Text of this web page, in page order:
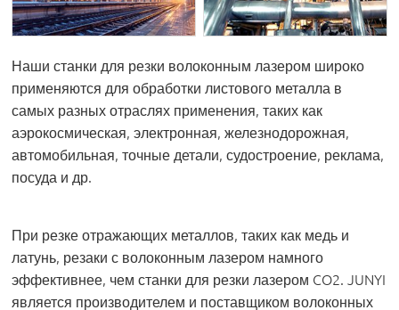
Наши станки для резки волоконным лазером широко
применяются для обработки листового металла в
самых разных отраслях применения, таких как
аэрокосмическая, электронная, железнодорожная,
автомобильная, точные детали, судостроение, реклама,
посуда и др.
При резке отражающих металлов, таких как медь и
латунь, резаки с волоконным лазером намного
эффективнее, чем станки для резки лазером CO2. JUNYI
является производителем и поставщиком волоконных